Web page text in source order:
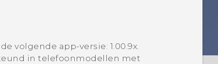
volgende app-versie: 1.00.9x.
in telefoonmodellen met